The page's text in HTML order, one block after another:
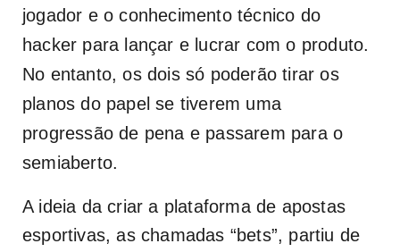
jogador e o conhecimento técnico do
hacker para lançar e lucrar com o produto.
No entanto, os dois só poderão tirar os
planos do papel se tiverem uma
progressão de pena e passarem para o
semiaberto.
A ideia da criar a plataforma de apostas
esportivas, as chamadas “bets”, partiu de